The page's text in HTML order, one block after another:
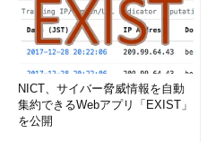
NICT、サイバー脅威情報を自動
集約できるWebアプリ「EXIST」
を公開